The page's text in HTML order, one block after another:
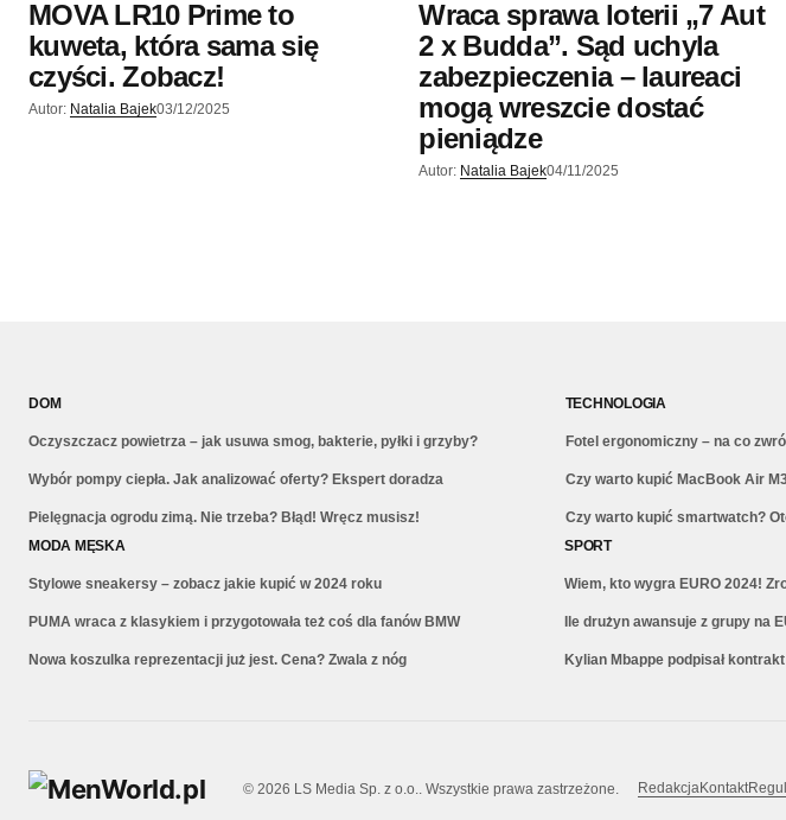
MOVA LR10 Prime to
kuweta, która sama się
czyści. Zobacz!
Autor: Natalia Bajek03/12/2025
Wraca sprawa loterii „7 Aut
2 x Budda”. Sąd uchyla
zabezpieczenia – laureaci
mogą wreszcie dostać
pieniądze
Autor: Natalia Bajek04/11/2025
DOM
Oczyszczacz powietrza – jak usuwa smog, bakterie, pyłki i grzyby?
Wybór pompy ciepła. Jak analizować oferty? Ekspert doradza
Pielęgnacja ogrodu zimą. Nie trzeba? Błąd! Wręcz musisz!
TECHNOLOGIA
Fotel ergonomiczny – na co
Czy warto kupić MacBook Air
Czy warto kupić smartwatch?
MODA MĘSKA
Stylowe sneakersy – zobacz jakie kupić w 2024 roku
PUMA wraca z klasykiem i przygotowała też coś dla fanów BMW
Nowa koszulka reprezentacji już jest. Cena? Zwala z nóg
SPORT
Wiem, kto wygra EURO 2024!
Ile drużyn awansuje z grupy na
Kylian Mbappe podpisał
© 2026 LS Media Sp. z o.o.. Wszystkie prawa zastrzeżone. RedakcjaKontakt